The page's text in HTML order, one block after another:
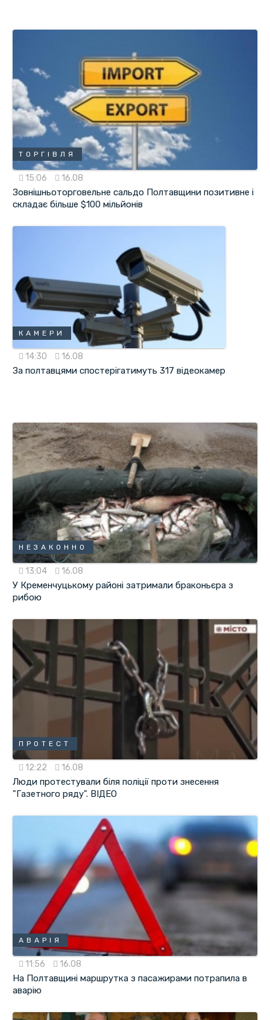
ТОРГІВЛЯ
15:06 16.08
Зовнішньоторговельне сальдо Полтавщини позитивне і
складає більше $100 мільйонів
КАМЕРИ
14:30 16.08
За полтавцями спостерігатимуть 317 відеокамер
НЕЗАКОННО
13:04 16.08
У Кременчуцькому районі затримали браконьєра з
рибою
ПРОТЕСТ
12:22 16.08
Люди протестували біля поліції проти знесення
"Газетного ряду". ВІДЕО
АВАРІЯ
11:56 16.08
На Полтавщині маршрутка з пасажирами потрапила в
аварію